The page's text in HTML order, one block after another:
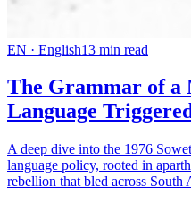
EN · English13 min read
The Grammar of a
Language
A deep dive into the 1976
language policy, rooted in
rebellion that bled across South